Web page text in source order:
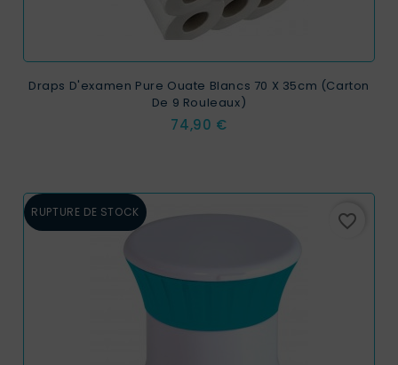
Draps D'examen Pure Ouate Blancs 70 X 35cm (carton
De 9 Rouleaux)
Prix
74,90 €
RUPTURE DE STOCK favorite_border